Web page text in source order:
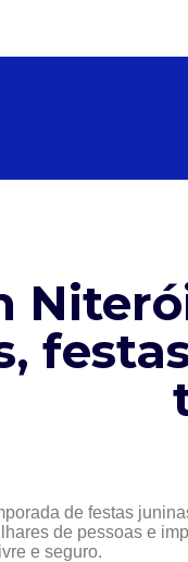
de festas
de pessoas e
e seguro.